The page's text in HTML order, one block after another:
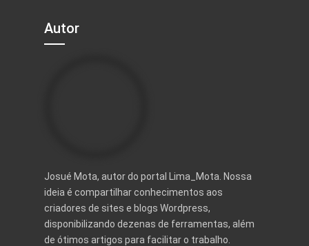
Autor
Josué Mota, autor do portal Lima_Mota. Nossa
ideia é compartilhar conhecimentos aos
criadores de sites e blogs Wordpress,
disponibilizando dezenas de ferramentas, além
de ótimos artigos para facilitar o trabalho.